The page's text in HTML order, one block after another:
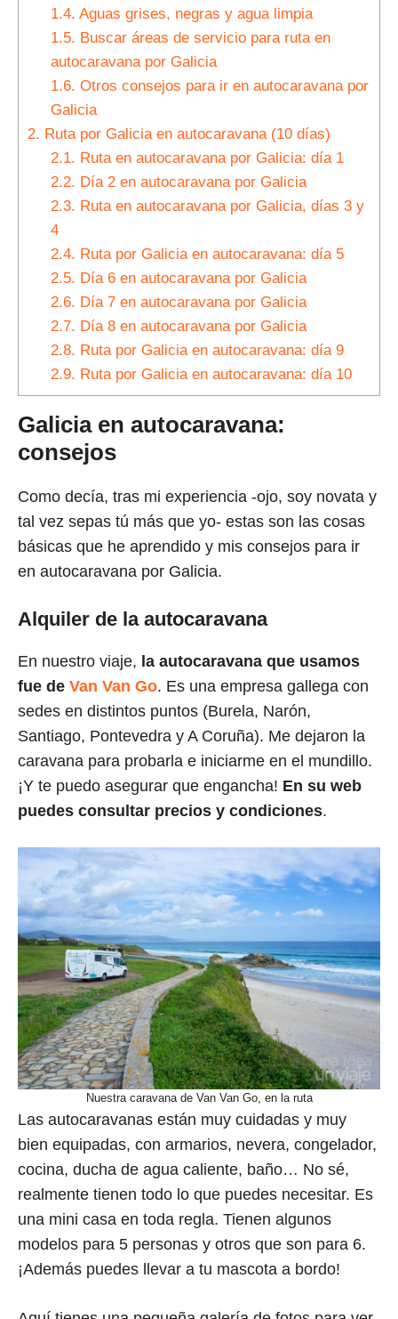
1.4. Aguas grises, negras y agua limpia
1.5. Buscar áreas de servicio para ruta en
autocaravana por Galicia
1.6. Otros consejos para ir en autocaravana por
Galicia
2. Ruta por Galicia en autocaravana (10 días)
2.1. Ruta en autocaravana por Galicia: día 1
2.2. Día 2 en autocaravana por Galicia
2.3. Ruta en autocaravana por Galicia, días 3 y
4
2.4. Ruta por Galicia en autocaravana: día 5
2.5. Día 6 en autocaravana por Galicia
2.6. Día 7 en autocaravana por Galicia
2.7. Día 8 en autocaravana por Galicia
2.8. Ruta por Galicia en autocaravana: día 9
2.9. Ruta por Galicia en autocaravana: día 10
Galicia en autocaravana:
consejos
Como decía, tras mi experiencia -ojo, soy novata y
tal vez sepas tú más que yo- estas son las cosas
básicas que he aprendido y mis consejos para ir
en autocaravana por Galicia.
Alquiler de la autocaravana
En nuestro viaje, la autocaravana que usamos
fue de Van Van Go. Es una empresa gallega con
sedes en distintos puntos (Burela, Narón,
Santiago, Pontevedra y A Coruña). Me dejaron la
caravana para probarla e iniciarme en el mundillo.
¡Y te puedo asegurar que engancha! En su web
puedes consultar precios y condiciones.
Nuestra caravana de Van Van Go, en la ruta
Las autocaravanas están muy cuidadas y muy
bien equipadas, con armarios, nevera, congelador,
cocina, ducha de agua caliente, baño… No sé,
realmente tienen todo lo que puedes necesitar. Es
una mini casa en toda regla. Tienen algunos
modelos para 5 personas y otros que son para 6.
¡Además puedes llevar a tu mascota a bordo!